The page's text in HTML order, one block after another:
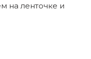
на ленточке и